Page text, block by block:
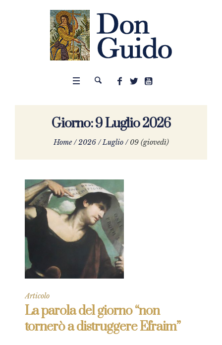
Giorno:9 Luglio 2026
Home /2026 /Luglio /09 (giovedì)
Articolo
La parola del giorno “non
tornerò a distruggere Efraim”